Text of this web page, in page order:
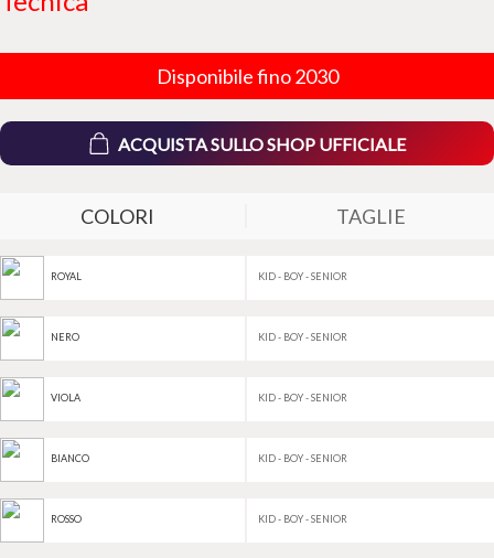
Disponibile fino 2030
ACQUISTA SULLO SHOP UFFICIALE
COLORI TAGLIE
ROYAL KID - BOY - SENIOR
NERO KID - BOY - SENIOR
VIOLA KID - BOY - SENIOR
BIANCO KID - BOY - SENIOR
ROSSO KID - BOY - SENIOR